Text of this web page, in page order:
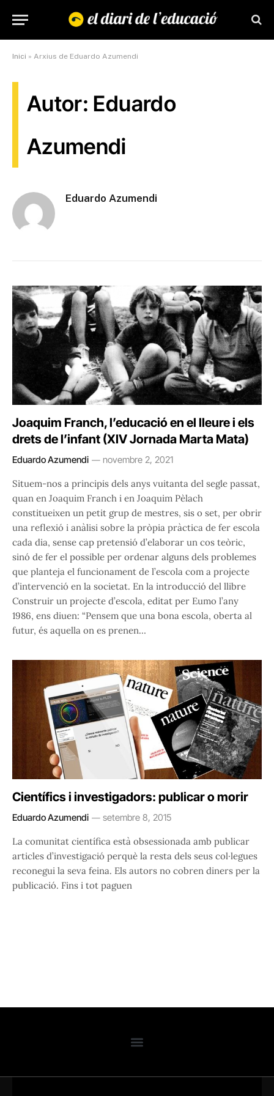
Inici » Arxius de Eduardo Azumendi
Autor: Eduardo
Azumendi
Eduardo Azumendi
Joaquim Franch, l’educació en el lleure i els
drets de l’infant (XIV Jornada Marta Mata)
Eduardo Azumendi novembre 2, 2021
Situem-nos a principis dels anys vuitanta del segle passat,
quan en Joaquim Franch i en Joaquim Pèlach
constitueixen un petit grup de mestres, sis o set, per obrir
una reflexió i anàlisi sobre la pròpia pràctica de fer escola
cada dia, sense cap pretensió d’elaborar un cos teòric,
sinó de fer el possible per ordenar alguns dels problemes
que planteja el funcionament de l’escola com a projecte
d’intervenció en la societat. En la introducció del llibre
Construir un projecte d’escola, editat per Eumo l’any
1986, ens diuen: “Pensem que una bona escola, oberta al
futur, és aquella on es prenen…
Científics i investigadors: publicar o morir
Eduardo Azumendi setembre 8, 2015
La comunitat científica està obsessionada amb publicar
articles d’investigació perquè la resta dels seus col·legues
reconegui la seva feina. Els autors no cobren diners per la
publicació. Fins i tot paguen